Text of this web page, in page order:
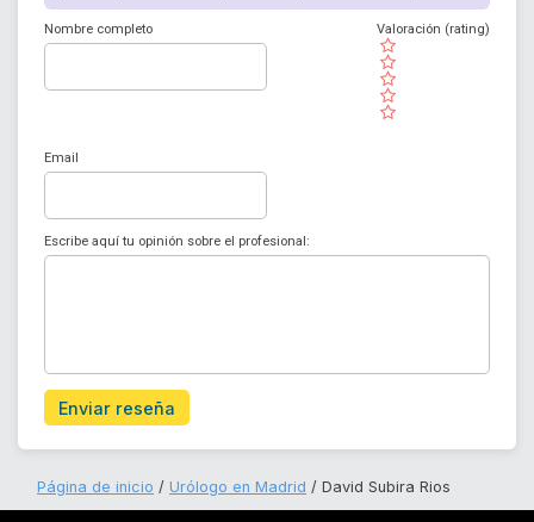
Nombre completo
( )
( )
( )
( )
( )
Valoración (rating)
Email
Escribe aquí tu opinión sobre el profesional:
Enviar reseña
Página de inicio Urólogo en Madrid David Subira Rios